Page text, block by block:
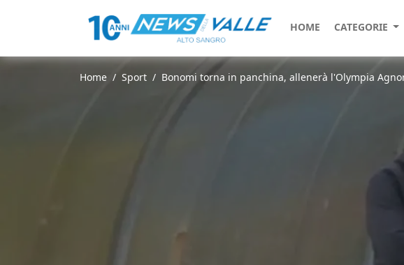
HOME CATEGORIE
Home Sport Bonomi torna in panchina, allenerà l'Olympia